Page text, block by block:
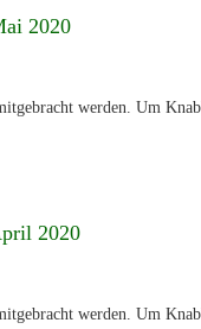
2020
werden. Um
2020
werden. Um